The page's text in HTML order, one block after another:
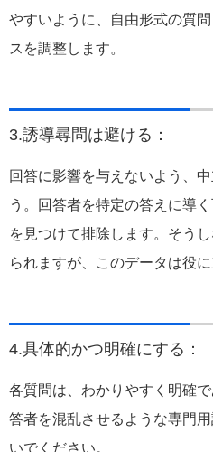
やすいように、自由形式の質
スを調整します。
3.誘導尋問は避ける：
回答に影響を与えないよう、
う。回答者を特定の答えに導
を見つけて排除します。そう
られますが、このデータは役に
4.具体的かつ明確にする：
各質問は、わかりやすく明確
答者を混乱させるような専門
いでください。